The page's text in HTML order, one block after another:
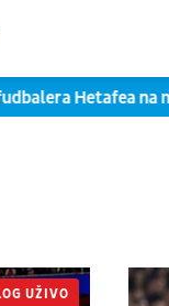
Hetafea na
UŽIVO
UŽIVO